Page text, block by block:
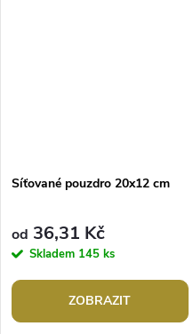
Síťované pouzdro 20x12 cm
od 36,31 Kč
Skladem 145 ks
ZOBRAZIT